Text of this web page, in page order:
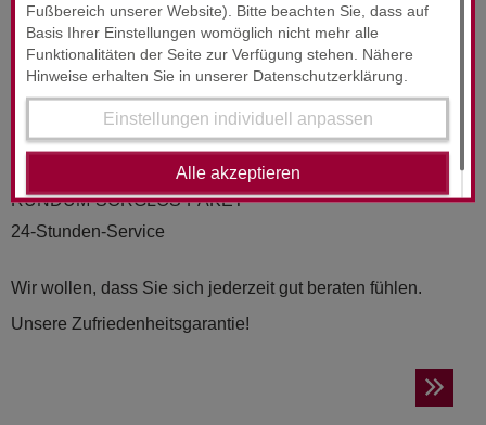
Fußbereich unserer Website). Bitte beachten Sie, dass auf
Basis Ihrer Einstellungen womöglich nicht mehr alle
Funktionalitäten der Seite zur Verfügung stehen. Nähere
Hinweise erhalten Sie in unserer Datenschutzerklärung.
Einstellungen individuell anpassen
Alle akzeptieren
SERVICES & ENGAGEMENT
RUND­UM-SORG­LOS-PAKET
24-Stunden-Service
Wir wollen, dass Sie sich jederzeit gut beraten fühlen.
Unsere Zufriedenheitsgarantie!